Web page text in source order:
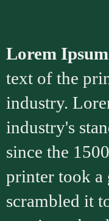
Lorem Ipsum
text of the
industry.
industry's
since the
printer took a
scrambled it